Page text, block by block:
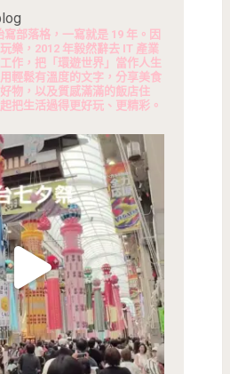
寫部落格，一寫就是 19 年。因
樂，2012 年毅然辭去 IT 產業
作，把「環遊世界」當作人生
輕鬆有溫度的文字，分享美食
物，以及質感滿滿的飯店住
把生活過得更好玩、更精彩。